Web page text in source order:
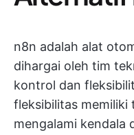
n8n adalah alat
dihargai oleh tim
kontrol dan
fleksibilitas
mengalami kendala